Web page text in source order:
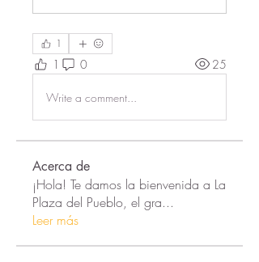
1
1 0 25
Write a comment...
Acerca de
¡Hola! Te damos la bienvenida a La
Plaza del Pueblo, el gra...
Leer más